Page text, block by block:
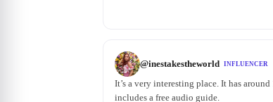
@inestakestheworld INFLUENCER
It’s a very interesting place. It has
includes a free audio guide.